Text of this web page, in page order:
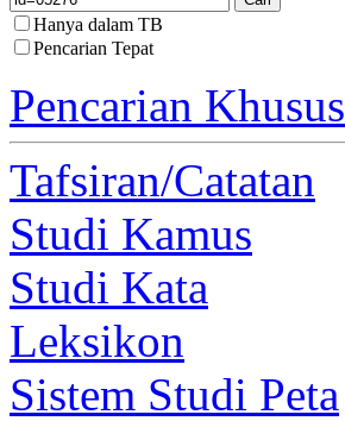
Hanya dalam TB
Pencarian Tepat
Pencarian Khusus
Tafsiran/Catatan
Studi Kamus
Studi Kata
Leksikon
Sistem Studi Peta